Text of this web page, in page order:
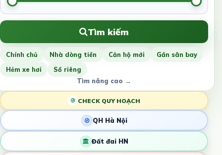
Tìm kiếm
Chính chủ Nhà dòng tiền Căn hộ mới
Gần sân bay
Hẻm xe hơi
Sổ riêng
Tìm nâng cao →
CHECK QUY HOẠCH
QH Hà Nội
Đất đai HN